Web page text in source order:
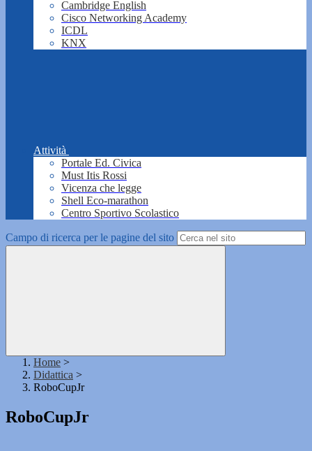
Cambridge English
Cisco Networking Academy
ICDL
KNX
Attività
Portale Ed. Civica
Must Itis Rossi
Vicenza che legge
Shell Eco-marathon
Centro Sportivo Scolastico
Campo di ricerca per le pagine del sito
Home >
Didattica >
RoboCupJr
RoboCupJr